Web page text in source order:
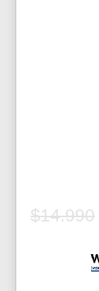
$14.990